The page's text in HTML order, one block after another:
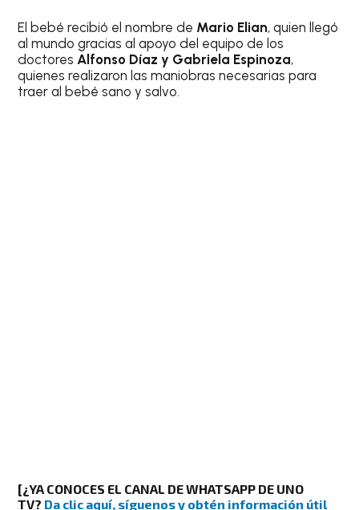
El bebé recibió el nombre de Mario Elian, quien llegó
al mundo gracias al apoyo del equipo de los
doctoresAlfonso Díaz y Gabriela Espinoza,
quienes realizaron las maniobras necesarias para
traer al bebé sano y salvo.
[¿YA CONOCES EL CANAL DE WHATSAPP DE UNO
TV? Da clic aquí, síguenos y obtén información útil